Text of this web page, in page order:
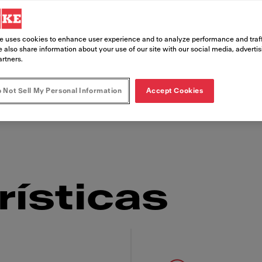
de comida rápida, el Frontline Cooker de
superior. Tanto si buscas una instalación
Cooker te proporcionarán una estación
deliciosos. Crea un impacto en la
uses cookies to enhance user experience and to analyze performance and
also share information about your use of our site with our social media,
Not Sell My Personal Information Accept Cookies